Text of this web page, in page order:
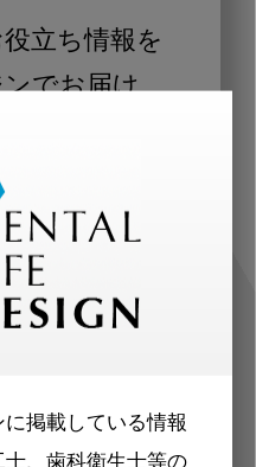
掲載している情報
立ち情報を
でお届け
（歯科医師、歯
）に合わせた内
お届けします。